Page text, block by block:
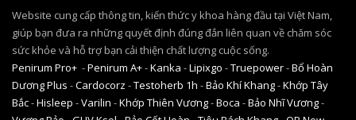
Website cung cấp thông tin, kiến thức y khoa hàng đầu tại Việt Nam,
giúp bạn đưa ra những quyết định đúng đắn liên quan về chăm sóc
sức khỏe và hỗ trợ bạn cải thiện chất lượng cuộc sống.
Penirum Pro+ -Penirum A+-Kanka -Lipixgo -Truepower-Bổ Hoàn
Dương Plus -Cardocorz -Testoherb 1h -Bảo Khí Khang-Khớp Tây
Bắc-Hisleep -Varilin -Khớp Thiên Vương-Boca -Bảo Nhĩ Vương-